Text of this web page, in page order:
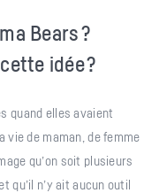
Bears ?
idée ?
quand elles avaient
vie de maman, de femme
qu’on soit plusieurs
qu’il n’y ait aucun outil